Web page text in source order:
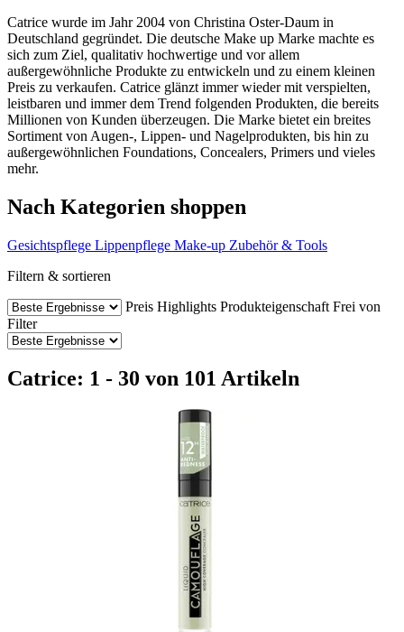
Catrice wurde im Jahr 2004 von Christina Oster-Daum in
Deutschland gegründet. Die deutsche Make up Marke machte es
sich zum Ziel, qualitativ hochwertige und vor allem
außergewöhnliche Produkte zu entwickeln und zu einem kleinen
Preis zu verkaufen. Catrice glänzt immer wieder mit verspielten,
leistbaren und immer dem Trend folgenden Produkten, die bereits
Millionen von Kunden überzeugen. Die Marke bietet ein breites
Sortiment von Augen-, Lippen- und Nagelprodukten, bis hin zu
außergewöhnlichen Foundations, Concealers, Primers und vieles
mehr.
Nach Kategorien shoppen
Gesichtspflege Lippenpflege Make-up Zubehör & Tools
Filtern & sortieren
Preis Highlights Produkteigenschaft Frei von
Filter
Catrice: 1 - 30 von 101 Artikeln